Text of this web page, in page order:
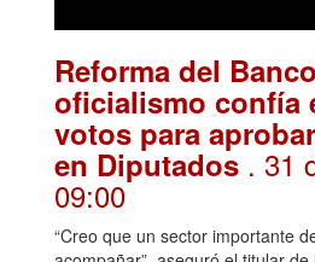
Reforma del
oficialismo confía
votos para
en Diputados . 31
09:00
“Creo que un sector importante